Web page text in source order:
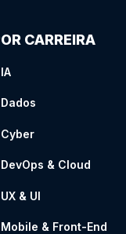
CARREIRA
& Cloud
& UI
& Front-End